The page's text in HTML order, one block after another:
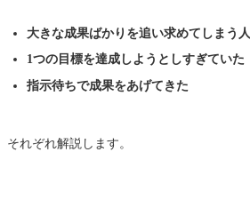
大きな成果ばかりを追い求めてしまう人
1つの目標を達成しようとしすぎていた
指示待ちで成果をあげてきた
それぞれ解説します。